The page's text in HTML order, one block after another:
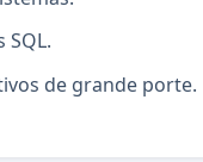
de grande porte.